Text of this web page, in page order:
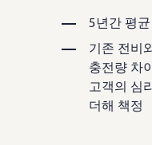
5년간 평
기존 전비
충전량 차
고객의 심
더해 책정